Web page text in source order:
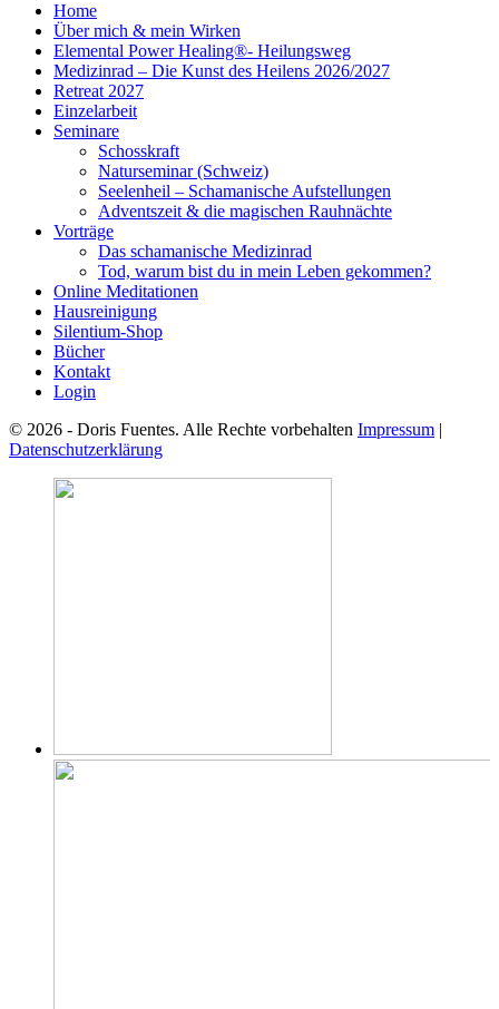
Home
Über mich & mein Wirken
Elemental Power Healing®- Heilungsweg
Medizinrad – Die Kunst des Heilens 2026/2027
Retreat 2027
Einzelarbeit
Seminare
Schosskraft
Naturseminar (Schweiz)
Seelenheil – Schamanische Aufstellungen
Adventszeit & die magischen Rauhnächte
Vorträge
Das schamanische Medizinrad
Tod, warum bist du in mein Leben gekommen?
Online Meditationen
Hausreinigung
Silentium-Shop
Bücher
Kontakt
Login
© 2026 - Doris Fuentes. Alle Rechte vorbehalten Impressum |
Datenschutzerklärung